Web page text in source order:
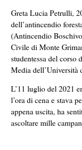
Greta Lucia Petrulli,
dell’antincendio
(Antincendio
Civile di Monte
studentessa del
Media dell’Università
L’11 luglio del 2021
l’ora di cena e stava
appena uscita, ha
ascoltare mille